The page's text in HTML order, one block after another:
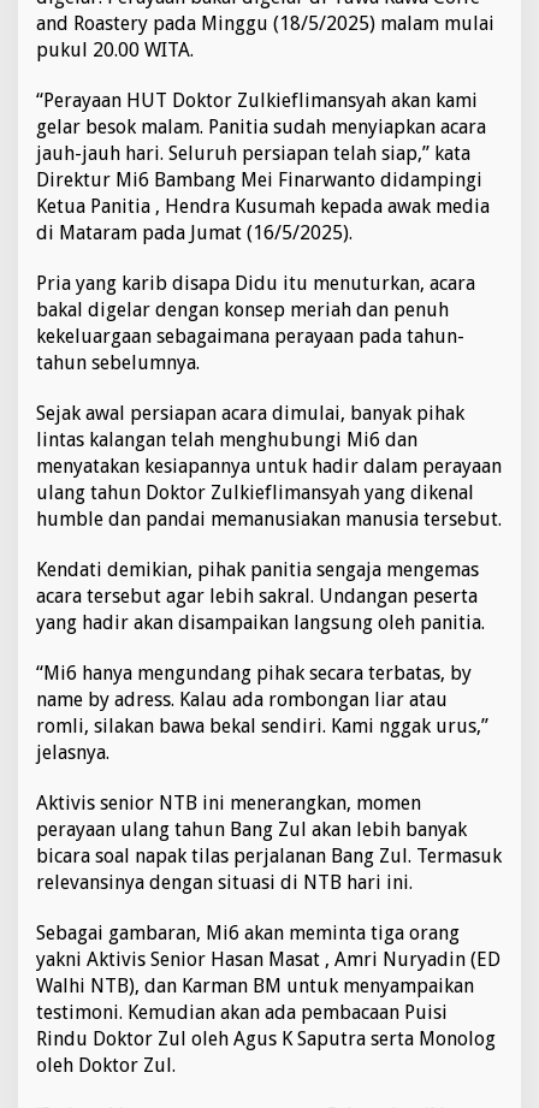
a
k
H
U
G
u
b
e
u
r
N
0
1
8
-
2
3
D
r
u
l
k
i
m
a
n
y
a
h
and Roastery pada Minggu (18/5/2025) malam mulai
pukul 20.00 WITA.
“Perayaan HUT Doktor Zulkieflimansyah akan kami
gelar besok malam. Panitia sudah menyiapkan acara
jauh-jauh hari. Seluruh persiapan telah siap,” kata
Direktur Mi6 Bambang Mei Finarwanto didampingi
Ketua Panitia , Hendra Kusumah kepada awak media
di Mataram pada Jumat (16/5/2025).
Pria yang karib disapa Didu itu menuturkan, acara
bakal digelar dengan konsep meriah dan penuh
kekeluargaan sebagaimana perayaan pada tahun-
tahun sebelumnya.
Sejak awal persiapan acara dimulai, banyak pihak
lintas kalangan telah menghubungi Mi6 dan
menyatakan kesiapannya untuk hadir dalam perayaan
ulang tahun Doktor Zulkieflimansyah yang dikenal
humble dan pandai memanusiakan manusia tersebut.
Kendati demikian, pihak panitia sengaja mengemas
acara tersebut agar lebih sakral. Undangan peserta
yang hadir akan disampaikan langsung oleh panitia.
“Mi6 hanya mengundang pihak secara terbatas, by
name by adress. Kalau ada rombongan liar atau
romli, silakan bawa bekal sendiri. Kami nggak urus,”
jelasnya.
Aktivis senior NTB ini menerangkan, momen
perayaan ulang tahun Bang Zul akan lebih banyak
bicara soal napak tilas perjalanan Bang Zul. Termasuk
relevansinya dengan situasi di NTB hari ini.
Sebagai gambaran, Mi6 akan meminta tiga orang
yakni Aktivis Senior Hasan Masat , Amri Nuryadin (ED
Walhi NTB), dan Karman BM untuk menyampaikan
testimoni. Kemudian akan ada pembacaan Puisi
Rindu Doktor Zul oleh Agus K Saputra serta Monolog
oleh Doktor Zul.